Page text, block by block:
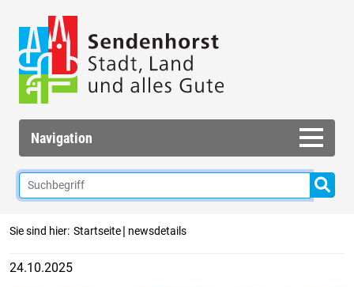
Navigation
Sie sind hier: Startseite| newsdetails
24.10.2025